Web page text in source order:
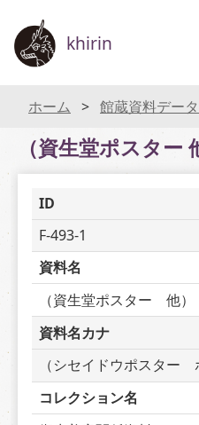
khirin
ホーム 館蔵資料デー
（資生堂ポスター
ID
F-493-1
資料名
（資生堂ポスター　他）
資料名カナ
（シセイドウポスター　
コレクション名